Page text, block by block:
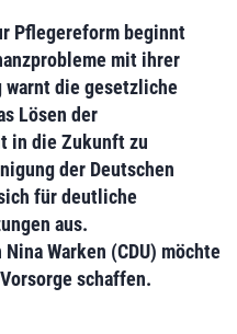
Pflegereform beginnt
mit ihrer
die gesetzliche
Lösen der
in die Zukunft zu
der Deutschen
für deutliche
aus.
Warken (CDU) möchte
schaffen.